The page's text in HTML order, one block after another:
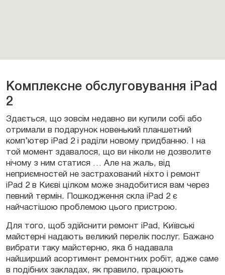
Комплексне обслуговування iPad
2
Здається, що зовсім недавно ви купили собі або
отримали в подарунок новенький планшетний
комп’ютер iPad 2 і раділи новому придбанню. І на
той момент здавалося, що ви ніколи не дозволите
нічому з ним статися … Але на жаль, від
неприємностей не застрахований ніхто і ремонт
iPad 2 в Києві цілком може знадобитися вам через
певний термін. Пошкодження скла iPad 2 є
найчастішою проблемою цього пристрою.
Для того, щоб здійснити ремонт iPad, Київські
майстерні надають великий перелік послуг. Бажано
вибрати таку майстерню, яка б надавала
найширший асортимент ремонтних робіт, адже саме
в подібних закладах, як правило, працюють